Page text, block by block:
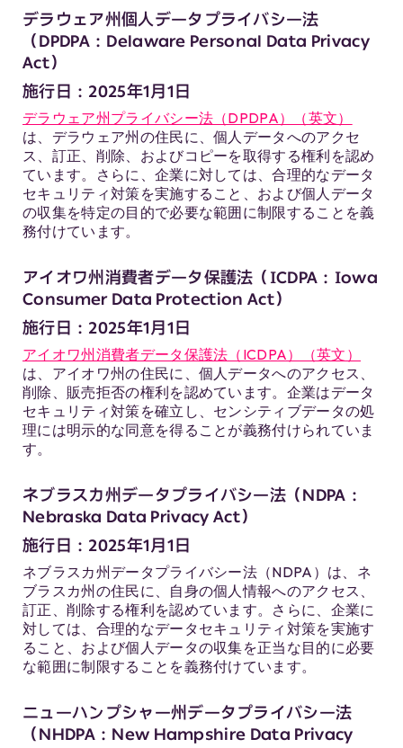
デラウェア州個人データプライバシー法
（DPDPA：Delaware Personal Data Privacy
Act）
施行日：2025年1月1日
デラウェア州プライバシー法（DPDPA）（英文）
は、デラウェア州の住民に、個人データへのアクセ
ス、訂正、削除、およびコピーを取得する権利を認め
ています。さらに、企業に対しては、合理的なデータ
セキュリティ対策を実施すること、および個人データ
の収集を特定の目的で必要な範囲に制限することを義
務付けています。
アイオワ州消費者データ保護法（ICDPA：Iowa
Consumer Data Protection Act）
施行日：2025年1月1日
アイオワ州消費者データ保護法（ICDPA）（英文）
は、アイオワ州の住民に、個人データへのアクセス、
削除、販売拒否の権利を認めています。企業はデータ
セキュリティ対策を確立し、センシティブデータの処
理には明示的な同意を得ることが義務付けられていま
す。
ネブラスカ州データプライバシー法（NDPA：
Nebraska Data Privacy Act）
施行日：2025年1月1日
ネブラスカ州データプライバシー法（NDPA）は、ネ
ブラスカ州の住民に、自身の個人情報へのアクセス、
訂正、削除する権利を認めています。さらに、企業に
対しては、合理的なデータセキュリティ対策を実施す
ること、および個人データの収集を正当な目的に必要
な範囲に制限することを義務付けています。
ニューハンプシャー州データプライバシー法
（NHDPA：New Hampshire Data Privacy